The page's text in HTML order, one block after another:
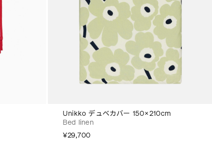
Unikko デュベカバー 150×210cm
Bed linen
¥29,700